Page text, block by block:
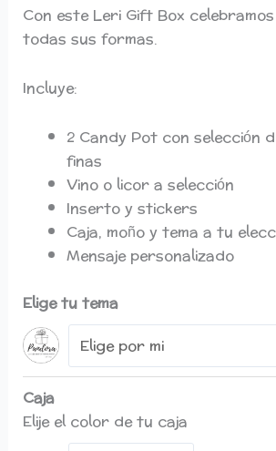
Con este Leri Gift Box
todas sus formas.
Incluye:
2 Candy Pot con selección
finas
Vino o licor a selección
Inserto y stickers
Caja, moño y tema a tu
Mensaje personalizado
Elige tu tema
Caja
Elije el color de tu caja